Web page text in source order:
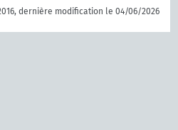
dernière modification le 04/06/2026